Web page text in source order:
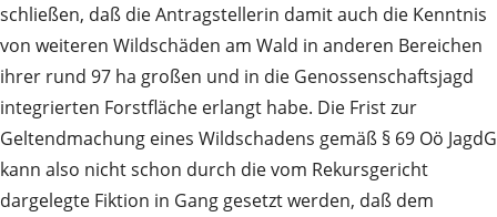
schließen, daß die Antragstellerin damit auch die Kenntnis
von weiteren Wildschäden am Wald in anderen Bereichen
ihrer rund 97 ha großen und in die Genossenschaftsjagd
integrierten Forstfläche erlangt habe. Die Frist zur
Geltendmachung eines Wildschadens gemäß § 69 Oö JagdG
kann also nicht schon durch die vom Rekursgericht
dargelegte Fiktion in Gang gesetzt werden, daß dem